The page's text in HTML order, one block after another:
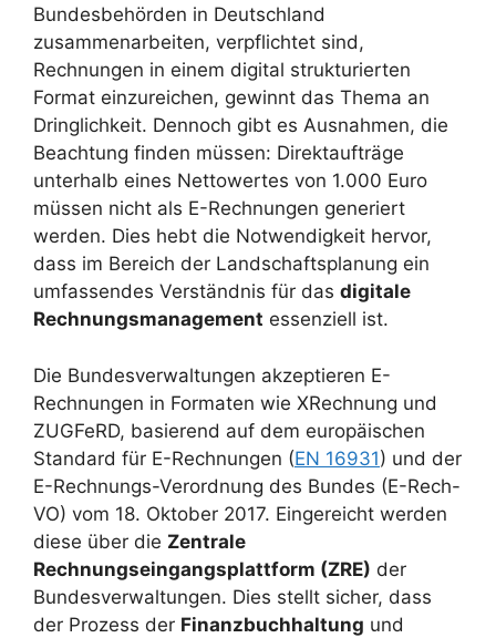
Bundesbehörden in Deutschland
zusammenarbeiten, verpflichtet sind,
Rechnungen in einem digital strukturierten
Format einzureichen, gewinnt das Thema an
Dringlichkeit. Dennoch gibt es Ausnahmen, die
Beachtung finden müssen: Direktaufträge
unterhalb eines Nettowertes von 1.000 Euro
müssen nicht als E-Rechnungen generiert
werden. Dies hebt die Notwendigkeit hervor,
dass im Bereich der Landschaftsplanung ein
umfassendes Verständnis für das digitale
Rechnungsmanagement essenziell ist.
Die Bundesverwaltungen akzeptieren E-
Rechnungen in Formaten wie XRechnung und
ZUGFeRD, basierend auf dem europäischen
Standard für E-Rechnungen (EN 16931) und der
E-Rechnungs-Verordnung des Bundes (E-Rech-
VO) vom 18. Oktober 2017. Eingereicht werden
diese über die Zentrale
Rechnungseingangsplattform (ZRE) der
Bundesverwaltungen. Dies stellt sicher, dass
der Prozess der Finanzbuchhaltung und